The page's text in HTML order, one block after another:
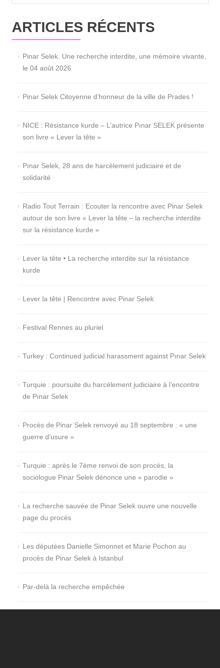
ARTICLES RÉCENTS
Pinar Selek. Une recherche interdite, une mémoire vivante,
le 04 août 2026
Pinar Selek Citoyenne d’honneur de la ville de Prades !
NICE : Résistance kurde – L’autrice Pınar SELEK présente
son livre « Lever la tête »
Pınar Selek, 28 ans de harcèlement judiciaire et de
solidarité
Radio Tout Terrain : Ecouter la rencontre avec Pinar Selek
autour de son livre « Lever la tête – la recherche interdite
sur la résistance kurde »
Lever la tête • La recherche interdite sur la résistance
kurde
Lever la tête | Rencontre avec Pinar Selek
Festival Rennes au pluriel
Turkey : Continued judicial harassment against Pınar Selek
Turquie : poursuite du harcèlement judiciaire à l’encontre
de Pınar Selek
Procès de Pinar Selek renvoyé au 18 septembre : « une
guerre d’usure »
Turquie : après le 7ème renvoi de son procès, la
sociologue Pinar Selek dénonce une « parodie »
La recherche sauvée de Pinar Selek ouvre une nouvelle
page du procès
Les députées Danielle Simonnet et Marie Pochon au
procès de Pinar Selek à Istanbul
Par-delà la recherche empêchée